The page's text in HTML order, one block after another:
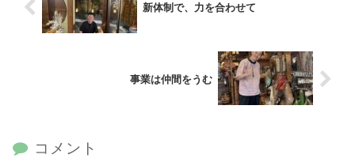
新体制で、力を合わせて
事業は仲間をうむ
コメント